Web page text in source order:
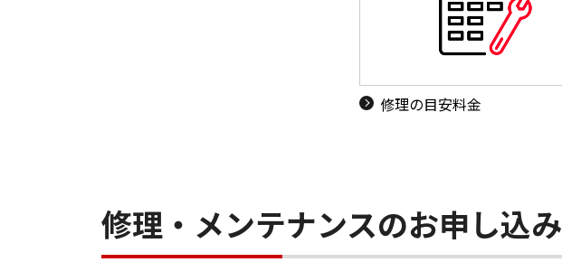
修理の目安料金
修理・メンテナンスのお申し込み